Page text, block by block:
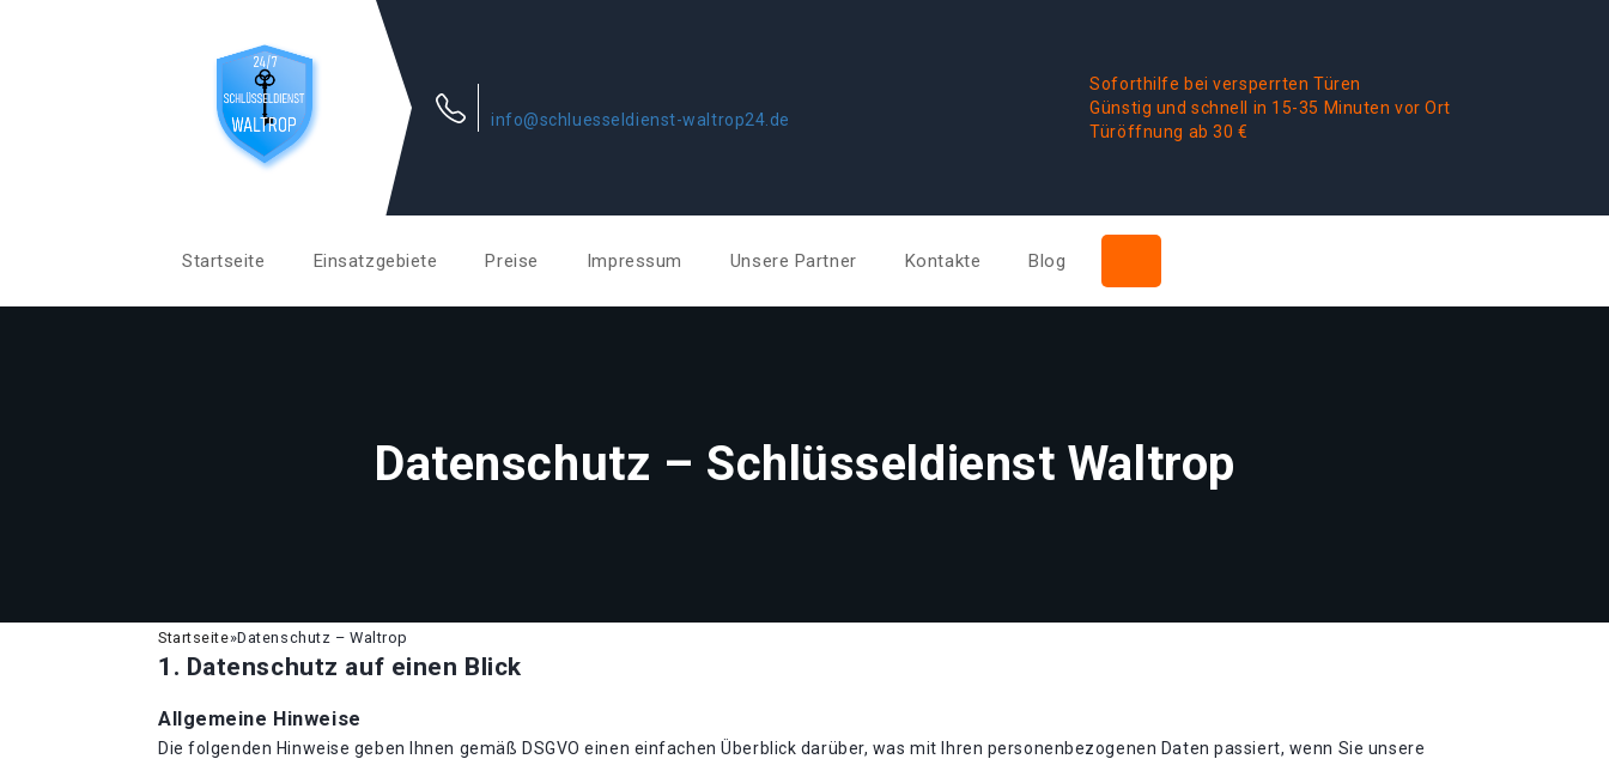
info@schluesseldienst-waltrop24.de
Soforthilfe bei versperrten Türen
Günstig und schnell in 15-35 Minuten vor Ort
Türöffnung ab 30 €
Startseite Einsatzgebiete Preise Impressum Unsere Partner Kontakte Blog
Datenschutz – Schlüsseldienst Waltrop
Startseite»Datenschutz – Waltrop
1. Datenschutz auf einen Blick
Allgemeine Hinweise
Die folgenden Hinweise geben Ihnen gemäß DSGVO einen einfachen Überblick darüber, was mit Ihren personenbezogenen Daten passiert, wenn Sie unsere